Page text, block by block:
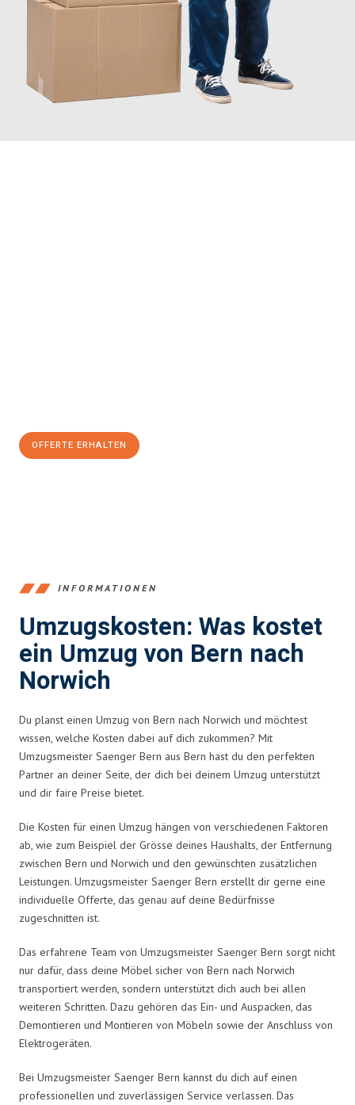
OFFERTE ERHALTEN
INFORMATIONEN
Umzugskosten: Was kostet
ein Umzug von Bern nach
Norwich
Du planst einen Umzug von Bern nach Norwich und möchtest
wissen, welche Kosten dabei auf dich zukommen? Mit
Umzugsmeister Saenger Bern aus Bern hast du den perfekten
Partner an deiner Seite, der dich bei deinem Umzug unterstützt
und dir faire Preise bietet.
Die Kosten für einen Umzug hängen von verschiedenen Faktoren
ab, wie zum Beispiel der Grösse deines Haushalts, der Entfernung
zwischen Bern und Norwich und den gewünschten zusätzlichen
Leistungen. Umzugsmeister Saenger Bern erstellt dir gerne eine
individuelle Offerte, das genau auf deine Bedürfnisse
zugeschnitten ist.
Das erfahrene Team von Umzugsmeister Saenger Bern sorgt nicht
nur dafür, dass deine Möbel sicher von Bern nach Norwich
transportiert werden, sondern unterstützt dich auch bei allen
weiteren Schritten. Dazu gehören das Ein- und Auspacken, das
Demontieren und Montieren von Möbeln sowie der Anschluss von
Elektrogeräten.
Bei Umzugsmeister Saenger Bern kannst du dich auf einen
professionellen und zuverlässigen Service verlassen. Das